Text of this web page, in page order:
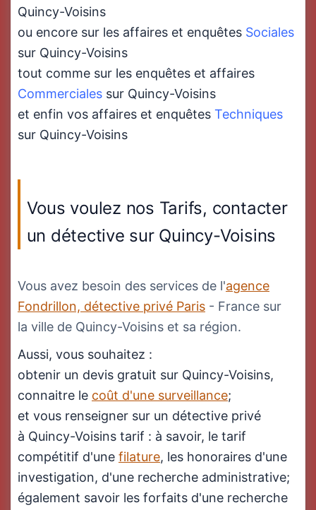
Quincy-Voisins
ou encore sur les affaires et enquêtes Sociales
sur Quincy-Voisins
tout comme sur les enquêtes et affaires
Commerciales sur Quincy-Voisins
et enfin vos affaires et enquêtes Techniques
sur Quincy-Voisins
Vous voulez nos Tarifs, contacter
un détective sur Quincy-Voisins
Vous avez besoin des services de l'agence
Fondrillon, détective privé Paris - France sur
la ville de Quincy-Voisins et sa région.
Aussi, vous souhaitez :
obtenir un devis gratuit sur Quincy-Voisins,
connaitre le coût d'une surveillance;
et vous renseigner sur un détective privé
à Quincy-Voisins tarif : à savoir, le tarif
compétitif d'une filature, les honoraires d'une
investigation, d'une recherche administrative;
également savoir les forfaits d'une recherche